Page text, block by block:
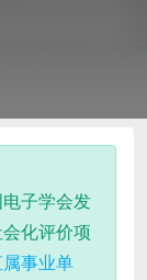
子学会发
化评价项
事业单